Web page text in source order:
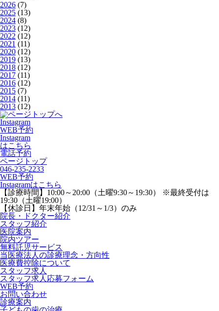
2026 (7)
2025 (13)
2024 (8)
2023 (12)
2022 (12)
2021 (11)
2020 (12)
2019 (13)
2018 (12)
2017 (11)
2016 (12)
2015 (7)
2014 (11)
2013 (12)
Instagram
WEB予約
Instagram
はこちら
電話予約
ページトップ
046-235-2233
WEB予約
Instagramはこちら
【診療時間】 10:00～20:00（土曜9:30～19:30） ※最終受付は
19:30（土曜19:00）
【休診日】 年末年始（12/31～1/3）のみ
院長・ドクター紹介
スタッフ紹介
医院案内
院内ツアー
無料託児サービス
当医療法人の診療理念・方向性
医療費控除について
スタッフ求人
スタッフ求人応募フォーム
WEB予約
お問い合わせ
診療案内